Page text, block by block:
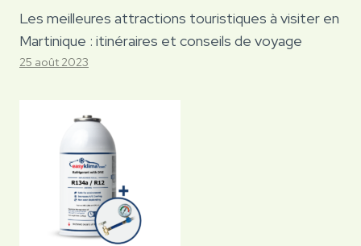
Les meilleures attractions touristiques à visiter en
Martinique : itinéraires et conseils de voyage
25 août 2023